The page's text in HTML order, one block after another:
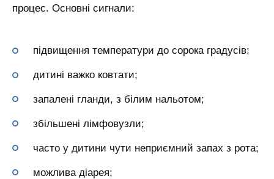
процес. Основні сигнали:
підвищення температури до сорока градусів;
дитині важко ковтати;
запалені гланди, з білим нальотом;
збільшені лімфовузли;
часто у дитини чути неприємний запах з рота;
можлива діарея;